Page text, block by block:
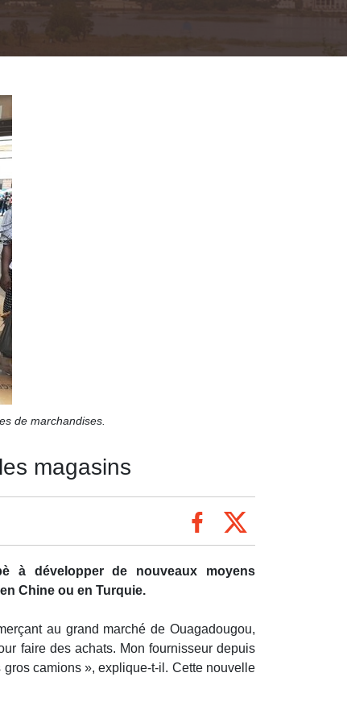
de marchandises.
magasins
à développer de nouveaux moyens
Chine ou en Turquie.
au grand marché de Ouagadougou,
faire des achats. Mon fournisseur depuis
camions », explique-t-il. Cette nouvelle